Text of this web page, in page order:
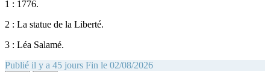
1 : 1776.
2 : La statue de la Liberté.
3 : Léa Salamé.
Publié il y a 45 jours Fin le 02/08/2026